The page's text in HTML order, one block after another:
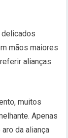
mãos maiores
alianças
muitos
Apenas
da aliança